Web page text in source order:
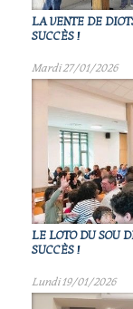
LA VENTE DE
SUCCÈS !
Mardi 27/01/2026
LE LOTO DU SOU
SUCCÈS !
Lundi 19/01/2026